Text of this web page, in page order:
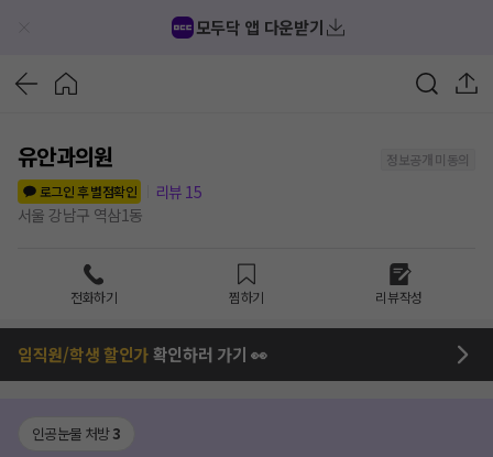
모두닥 앱 다운받기
유안과의원
정보공개 미동의
로그인 후 별점확인
리뷰 15
서울 강남구 역삼1동
전화하기 찜하기 리뷰작성
임직원/학생 할인가확인하러 가기 👀
인공눈물 처방3